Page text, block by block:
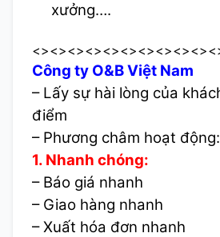
xưởng….
Công ty O&B Việt Nam
– Lấy sự hài lòng của
điểm
– Phương châm hoạt động:
1. Nhanh chóng:
– Báo giá nhanh
– Giao hàng nhanh
– Xuất hóa đơn nhanh